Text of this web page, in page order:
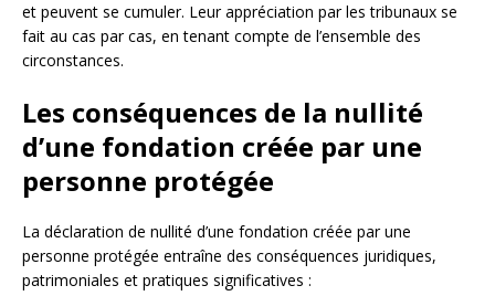
et peuvent se cumuler. Leur appréciation par les tribunaux se
fait au cas par cas, en tenant compte de l’ensemble des
circonstances.
Les conséquences de la nullité
d’une fondation créée par une
personne protégée
La déclaration de nullité d’une fondation créée par une
personne protégée entraîne des conséquences juridiques,
patrimoniales et pratiques significatives :